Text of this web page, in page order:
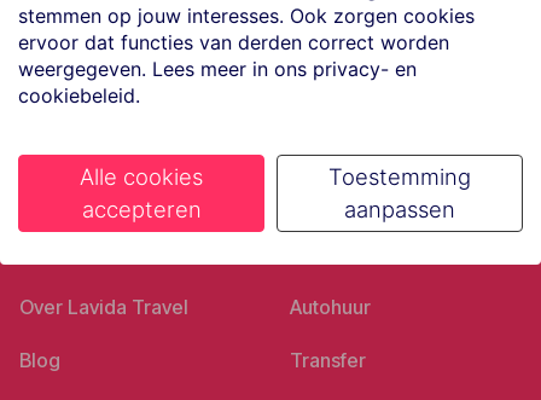
Ons bedrijf
Over Lavida Travel
Blog
Goed voorbereid
Autohuur
Transfer
stemmen op jouw interesses. Ook zorgen cookies
ervoor dat functies van derden correct worden
weergegeven. Lees meer in ons privacy- en
cookiebeleid.
Alle cookies
accepteren
Toestemming
aanpassen